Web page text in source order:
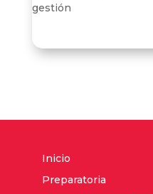
gestión
Inicio
Preparatoria